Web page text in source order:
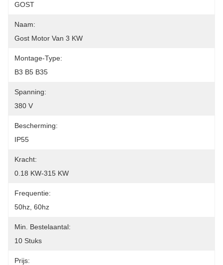
GOST
Naam:
Gost Motor Van 3 KW
Montage-Type:
B3 B5 B35
Spanning:
380 V
Bescherming:
IP55
Kracht:
0.18 KW-315 KW
Frequentie:
50hz, 60hz
Min. Bestelaantal:
10 Stuks
Prijs: